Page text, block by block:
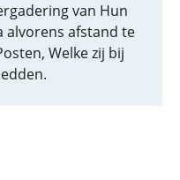
van Hun
alvorens afstand te
Welke zij bij